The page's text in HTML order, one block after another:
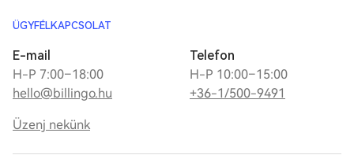
ÜGYFÉLKAPCSOLAT
E-mail
H-P 7:00–18:00
hello@billingo.hu
Telefon
H-P 10:00–15:00
+36-1/500-9491
Üzenj nekünk